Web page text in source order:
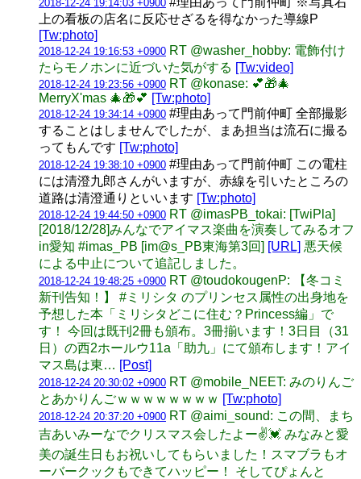
2018-12-24 19:14:03 +0900
上の看板の店名に反応せざるを得なかった導線P
[Tw:photo]
2018-12-24 19:16:53 +0900 RT @washer_hobby: 電飾付け
たらモノホンに近づいた気がする [Tw:video]
2018-12-24 19:23:56 +0900 RT @konase: 💕🎁🎄
MerryX'mas 🎄🎁💕 [Tw:photo]
2018-12-24 19:34:14 +0900 #理由あって門前仲町 全部撮影
することはしませんでしたが、まあ担当は流石に撮る
ってもんです [Tw:photo]
2018-12-24 19:38:10 +0900 #理由あって門前仲町 この電柱
には清澄九郎さんがいますが、赤線を引いたところの
道路は清澄通りといいます [Tw:photo]
2018-12-24 19:44:50 +0900 RT @imasPB_tokai: [TwiPla]
[2018/12/28]みんなでアイマス楽曲を演奏してみるオフ
in愛知 #imas_PB [im@s_PB東海第3回] [URL] 悪天候
による中止について追記しました。
2018-12-24 19:48:25 +0900 RT @toudokougenP: 【冬コミ
新刊告知！】 #ミリシタ のプリンセス属性の出身地を
予想した本「ミリシタどこに住む？Princess編」で
す！ 今回は既刊2冊も頒布。3冊揃います！3日目（31
日）の西2ホールウ11a「助九」にて頒布します！アイ
マス島は東… [Post]
2018-12-24 20:30:02 +0900 RT @mobile_NEET: みのりんご
とあかりんごｗｗｗｗｗｗｗｗ [Tw:photo]
2018-12-24 20:37:20 +0900 RT @aimi_sound: この間、まち
吉あいみーなでクリスマス会したよー✌️💓 みなみと愛
美の誕生日もお祝いしてもらいました！スマブラもオ
ーバークックもできてハッピー！ そしてぴょんと